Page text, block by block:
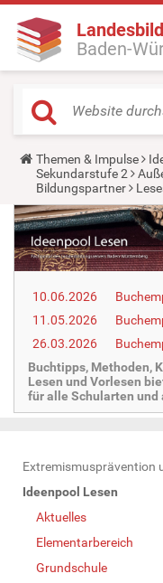
Baden-
Y
o
u
a
r
e
h
e
r
:
Themen & Impulse
Sekundarstufe 2
Bildungspartner
10.06.2026
11.05.2026
26.03.2026
Buchtipps, Methoden,
Lesen und Vorlesen
für alle Schularten und
N
a
Extremismusprävention
Ideenpool Lesen
Aktuelles
Elementarbereich
Grundschule